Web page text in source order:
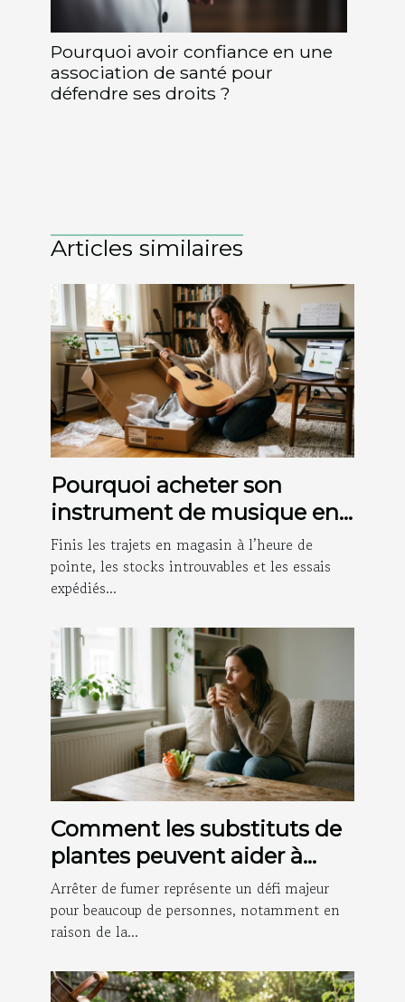
Pourquoi avoir confiance en une
association de santé pour
défendre ses droits ?
Articles similaires
Pourquoi acheter son
instrument de musique en
ligne change vraiment la
donne
Finis les trajets en magasin à l’heure de
pointe, les stocks introuvables et les essais
expédiés...
Comment les substituts de
plantes peuvent aider à
arrêter de fumer ?
Arrêter de fumer représente un défi majeur
pour beaucoup de personnes, notamment en
raison de la...